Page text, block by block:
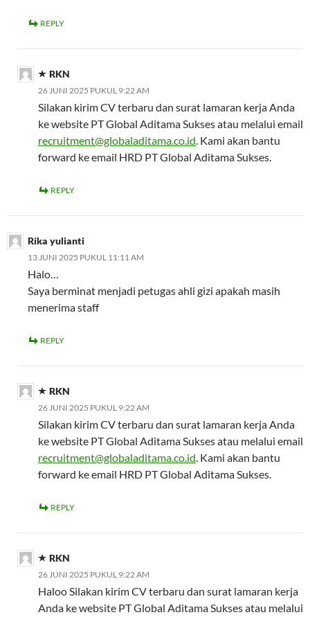
REPLY
RKN
26 JUNI 2025 PUKUL 9:22 AM
Silakan kirim CV terbaru dan surat lamaran kerja Anda
ke website PT Global Aditama Sukses atau melalui email
recruitment@globaladitama.co.id. Kami akan bantu
forward ke email HRD PT Global Aditama Sukses.
REPLY
Rika yulianti
13 JUNI 2025 PUKUL 11:11 AM
Halo…
Saya berminat menjadi petugas ahli gizi apakah masih
menerima staff
REPLY
RKN
26 JUNI 2025 PUKUL 9:22 AM
Silakan kirim CV terbaru dan surat lamaran kerja Anda
ke website PT Global Aditama Sukses atau melalui email
recruitment@globaladitama.co.id. Kami akan bantu
forward ke email HRD PT Global Aditama Sukses.
REPLY
RKN
26 JUNI 2025 PUKUL 9:22 AM
Haloo Silakan kirim CV terbaru dan surat lamaran kerja
Anda ke website PT Global Aditama Sukses atau melalui